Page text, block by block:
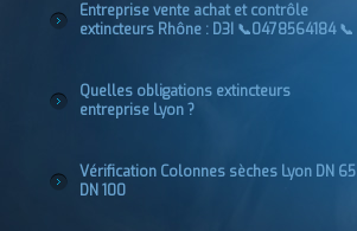
Entreprise vente achat et contrôle
extincteurs Rhône : D3I 📞0478564184 📞
Quelles obligations extincteurs
entreprise Lyon ?
Vérification Colonnes sèches Lyon DN 65
DN 100